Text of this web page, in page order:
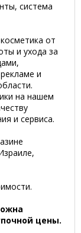
система
от
и ухода за
и
на нашем
и сервиса.
цены.